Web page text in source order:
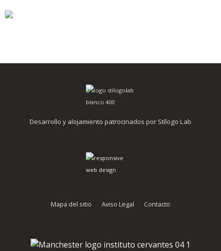
Desarrollo y alojamiento patrocinados por Stílogo Lab
Mapa del sitio Aviso Legal Contacto